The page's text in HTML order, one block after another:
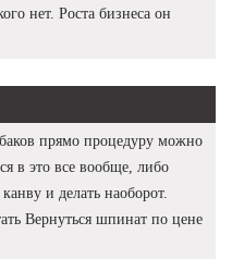
нет. Роста бизнеса он
прямо процедуру можно
в это все вообще, либо
и делать наоборот.
Вернуться шпинат по цене